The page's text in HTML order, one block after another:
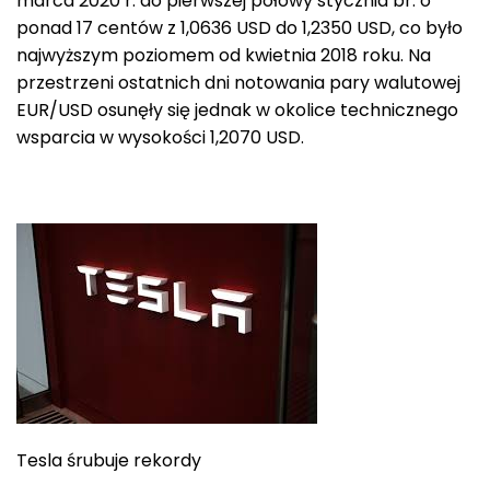
ponad 17 centów z 1,0636 USD do 1,2350 USD, co było
najwyższym poziomem od kwietnia 2018 roku. Na
przestrzeni ostatnich dni notowania pary walutowej
EUR/USD osunęły się jednak w okolice technicznego
wsparcia w wysokości 1,2070 USD.
Tesla śrubuje rekordy